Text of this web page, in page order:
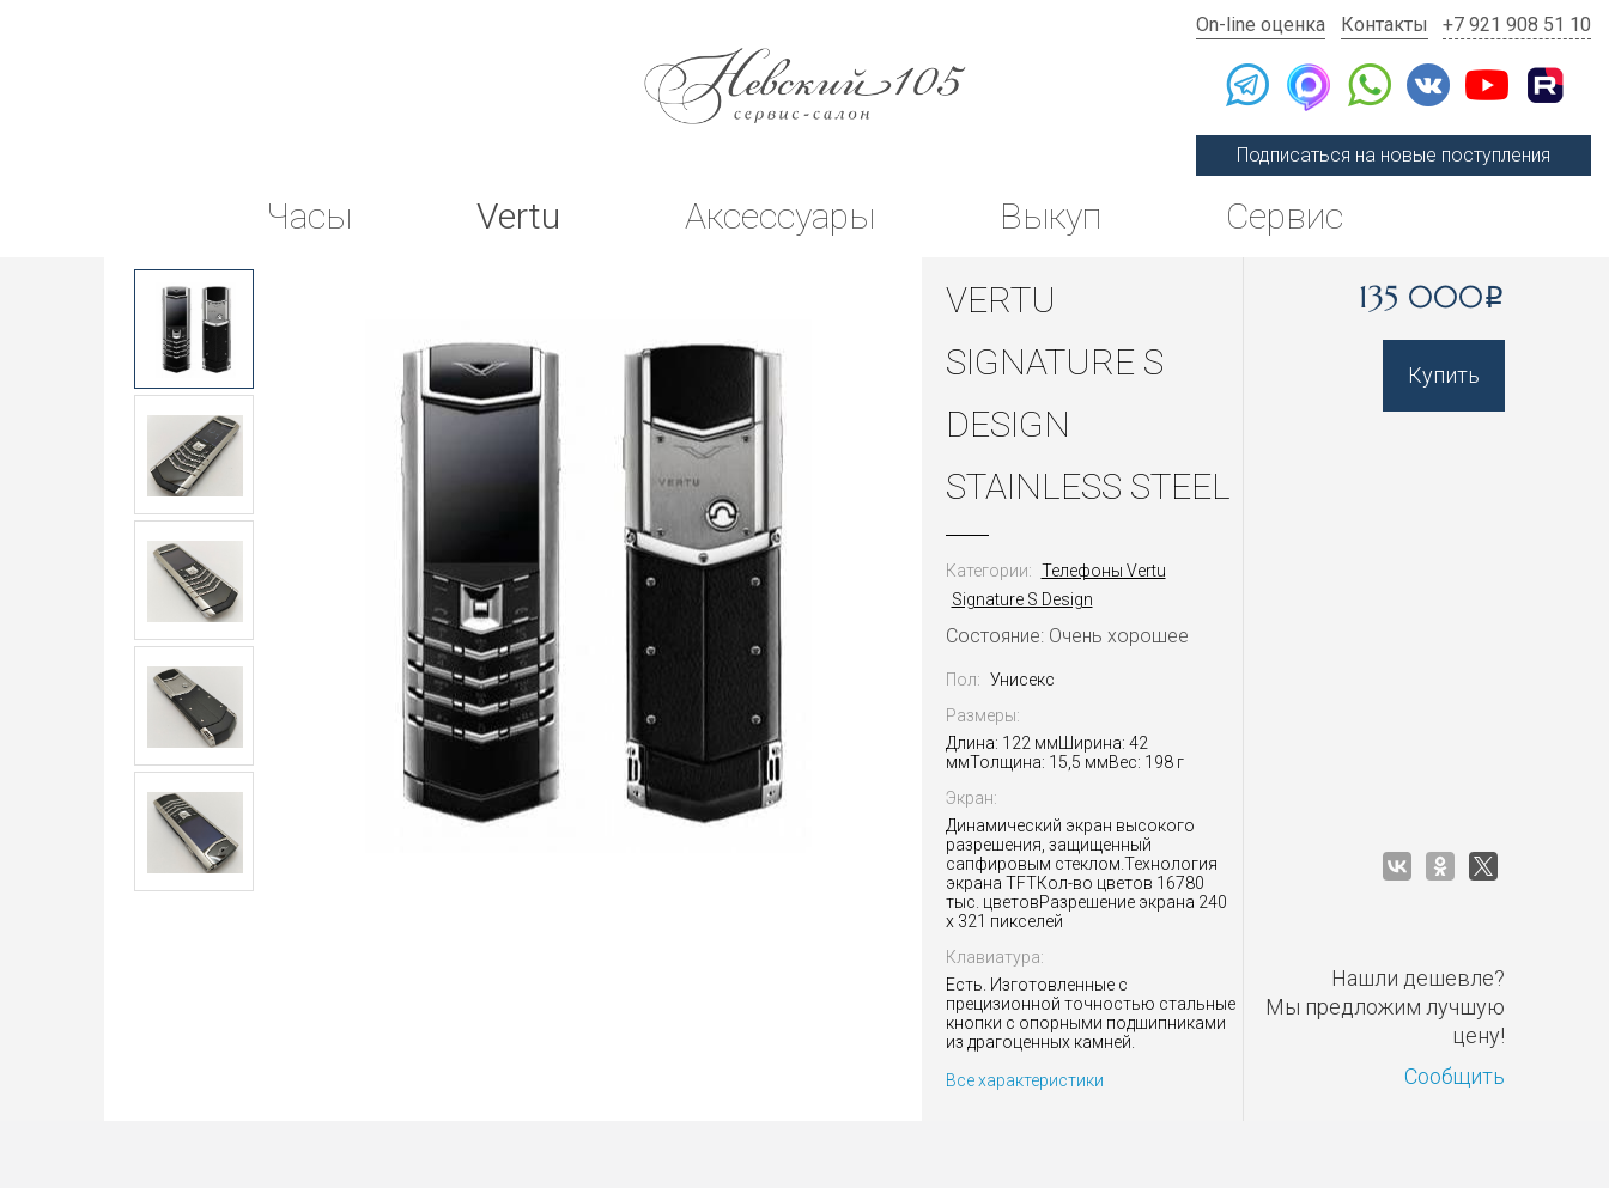
On-line оценка Контакты +7 921 908 51 10
Подписаться на новые поступления
Часы Vertu Аксессуары Выкуп
Сервис
VERTU
SIGNATURE S
DESIGN
STAINLESS STEEL
Категории: Телефоны Vertu
Signature S Design
Состояние: Очень хорошее
Пол: Унисекс
Размеры:
Длина: 122 ммШирина: 42
ммТолщина: 15,5 ммВес: 198 г
Экран:
Динамический экран высокого
разрешения, защищенный
сапфировым стеклом.Технология
экрана TFTКол-во цветов 16780
тыс. цветовРазрешение экрана 240
x 321 пикселей
Клавиатура:
Есть. Изготовленные с
прецизионной точностью стальные
кнопки с опорными подшипниками
из драгоценных камней.
Все характеристики
135 000i
Купить
Нашли дешевле?
Мы предложим лучшую
цену!
Сообщить